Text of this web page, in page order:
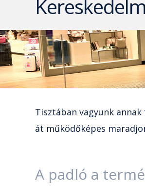
Tisztában vagyunk
át működőképes
A padló a